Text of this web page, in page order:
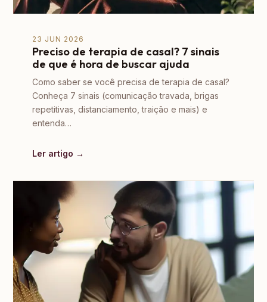
23 JUN 2026
Preciso de terapia de casal? 7 sinais
de que é hora de buscar ajuda
Como saber se você precisa de terapia de casal?
Conheça 7 sinais (comunicação travada, brigas
repetitivas, distanciamento, traição e mais) e
entenda…
Ler artigo →